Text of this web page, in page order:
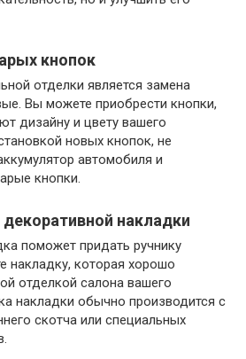
кнопок
отделки является замена
Вы можете приобрести кнопки,
дизайну и цвету вашего
новых кнопок, не
автомобиля и
кнопки.
накладки
поможет придать ручнику
накладку, которая хорошо
отделкой салона вашего
накладки обычно производится с
скотча или специальных